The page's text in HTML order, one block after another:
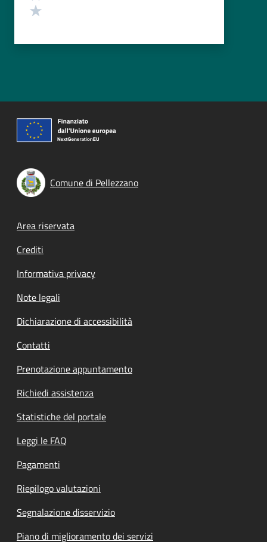
Comune di Pellezzano
Footer menu
Area riservata
Crediti
Informativa privacy
Note legali
Dichiarazione di accessibilità
Contatti
Prenotazione appuntamento
Richiedi assistenza
Statistiche del portale
Leggi le FAQ
Pagamenti
Riepilogo valutazioni
Segnalazione disservizio
Piano di miglioramento dei servizi